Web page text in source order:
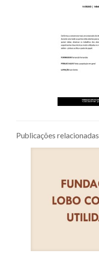
Publicações relacionadas